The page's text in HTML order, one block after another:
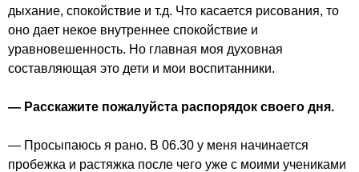
дыхание, спокойствие и т.д. Что касается рисования, то
оно дает некое внутреннее спокойствие и
уравновешенность. Но главная моя духовная
составляющая это дети и мои воспитанники.
— Расскажите пожалуйста распорядок своего дня.
— Просыпаюсь я рано. В 06.30 у меня начинается
пробежка и растяжка после чего уже с моими учениками